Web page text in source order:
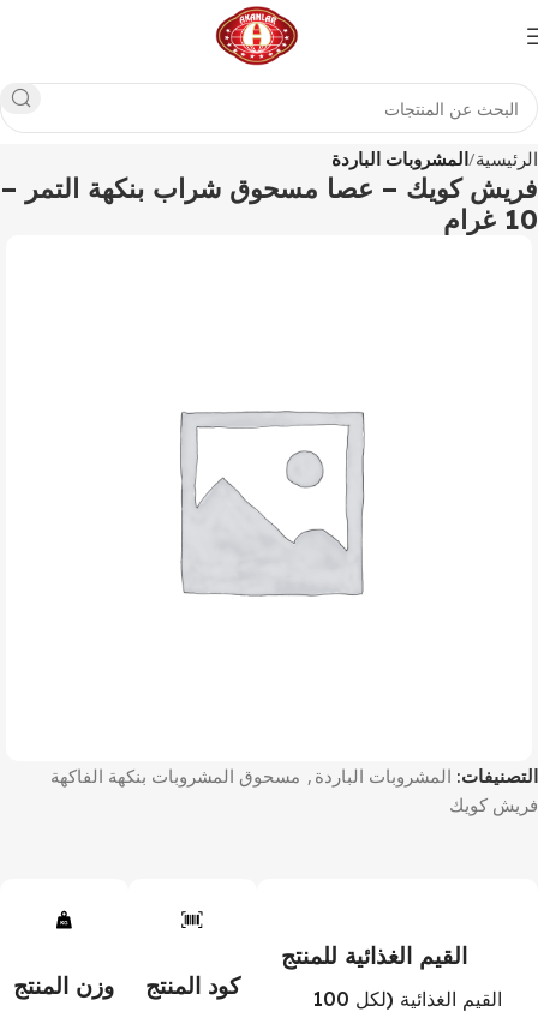
الرئيسية المشروبات الباردة
فريش كويك – عصا مسحوق شراب بنكهة التمر –
10 غرام
التصنيفات: المشروبات الباردة , مسحوق المشروبات بنكهة الفاكهة
فريش كويك
القيم الغذائية للمنتج
القيم الغذائية (لكل 100
كود المنتج وزن المنتج